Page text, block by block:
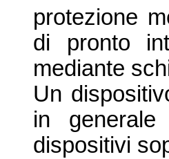
protezione
di pronto
mediante
Un
in
dispositivi